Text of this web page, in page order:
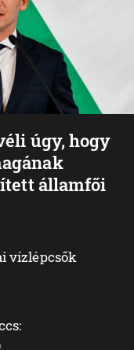
úgy, hogy
államfői
vízlépcsők